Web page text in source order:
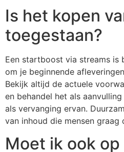
Is het kopen
toegestaan?
Een startboost via streams is
om je beginnende
Bekijk altijd de actuele
en behandel het als
als vervanging ervan.
van inhoud die mensen graag
Moet ik ook op